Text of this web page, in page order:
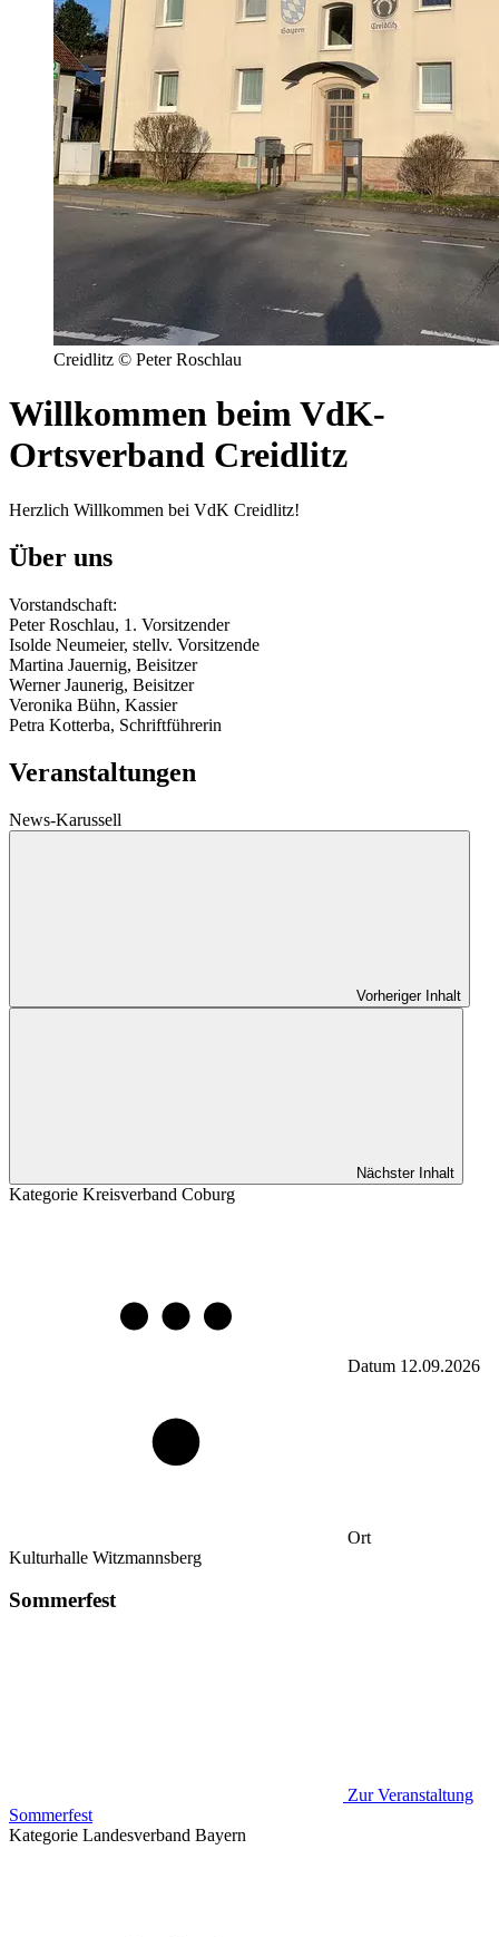
Creidlitz © Peter Roschlau
Willkommen beim VdK-
Ortsverband Creidlitz
Herzlich Willkommen bei VdK Creidlitz!
Über uns
Vorstandschaft:
Peter Roschlau, 1. Vorsitzender
Isolde Neumeier, stellv. Vorsitzende
Martina Jauernig, Beisitzer
Werner Jaunerig, Beisitzer
Veronika Bühn, Kassier
Petra Kotterba, Schriftführerin
Veranstaltungen
News-Karussell
Vorheriger Inhalt
Nächster Inhalt
Kategorie Kreisverband Coburg
Datum 12.09.2026
Ort
Kulturhalle Witzmannsberg
Sommerfest
Zur Veranstaltung
Sommerfest
Kategorie Landesverband Bayern